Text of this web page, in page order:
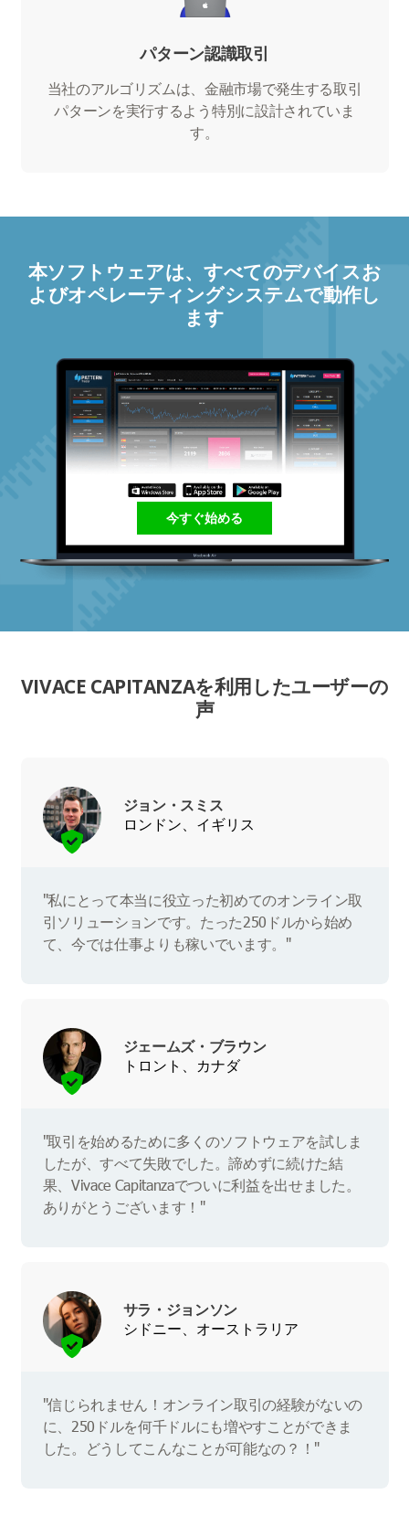
パターン認識取引
当社のアルゴリズムは、金融市場で発生する取引
パターンを実行するよう特別に設計されていま
す。
本ソフトウェアは、すべてのデバイスお
よびオペレーティングシステムで動作し
ます
今すぐ始める
VIVACE CAPITANZAを利用したユーザーの
声
ジョン・スミス
ロンドン、イギリス
"私にとって本当に役立った初めてのオンライン取
引ソリューションです。たった250ドルから始め
て、今では仕事よりも稼いでいます。"
ジェームズ・ブラウン
トロント、カナダ
"取引を始めるために多くのソフトウェアを試しま
したが、すべて失敗でした。諦めずに続けた結
果、Vivace Capitanzaでついに利益を出せました。
ありがとうございます！"
サラ・ジョンソン
シドニー、オーストラリア
"信じられません！オンライン取引の経験がないの
に、250ドルを何千ドルにも増やすことができま
した。どうしてこんなことが可能なの？！"